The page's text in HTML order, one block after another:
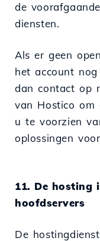
de
diensten.
Als er geen
het account
dan contact op
van Hostico om
u te voorzien
oplossingen
11. De hosting
hoofdservers
De